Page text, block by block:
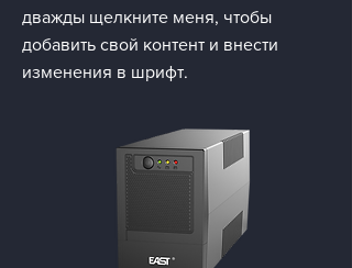
дважды щелкните меня, чтобы
добавить свой контент и внести
изменения в шрифт.